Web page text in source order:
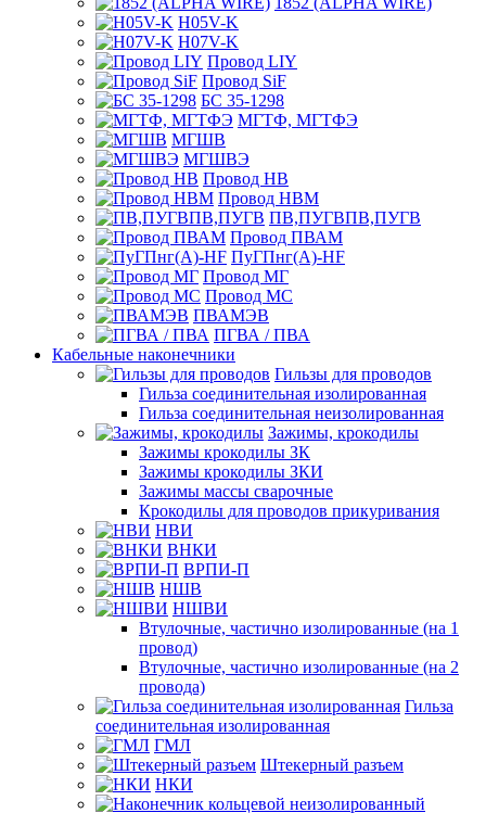
H05V-K
H07V-K
Провод LIY
Провод SiF
БС 35-1298
МГТФ, МГТФЭ
МГШВ
МГШВЭ
Провод НВ
Провод НВМ
ПВ,ПУГВПВ,ПУГВ
Провод ПВАМ
ПуГПнг(A)-HF
Провод МГ
Провод МС
ПВАМЭВ
ПГВА / ПВА
Кабельные наконечники
Гильзы для проводов
Гильза соединительная изолированная
Гильза соединительная неизолированная
Зажимы, крокодилы
Зажимы крокодилы ЗК
Зажимы крокодилы ЗКИ
Зажимы массы сварочные
Крокодилы для проводов прикуривания
НВИ
ВНКИ
ВРПИ-П
НШВ
НШВИ
Втулочные, частично изолированные (на 1
провод)
Втулочные, частично изолированные (на 2
провода)
Гильза
соединительная изолированная
ГМЛ
Штекерный разъем
НКИ